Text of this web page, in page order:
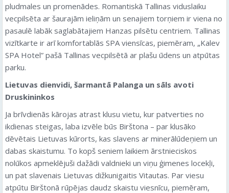
pludmales un promenādes. Romantiskā Tallinas viduslaiku
vecpilsēta ar šaurajām ieliņām un senajiem torņiem ir viena no
pasaulē labāk saglabātajiem Hanzas pilsētu centriem. Tallinas
vizītkarte ir arī komfortablās SPA viensīcas, piemēram, „Kalev
SPA Hotel” pašā Tallinas vecpilsētā ar plašu ūdens un atpūtas
parku.
Lietuvas dienvidi, šarmantā Palanga un sāls avoti
Druskininkos
Ja brīvdienās kārojas atrast klusu vietu, kur patverties no
ikdienas steigas, laba izvēle būs Birštona – par klusāko
dēvētais Lietuvas kūrorts, kas slavens ar minerālūdeņiem un
dabas skaistumu. To kopš seniem laikiem ārstnieciskos
nolūkos apmeklējuši dažādi valdnieki un viņu ģimenes locekļi,
un pat slavenais Lietuvas dižkunigaitis Vitautas. Par viesu
atpūtu Birštonā rūpējas daudz skaistu viesnīcu, piemēram,